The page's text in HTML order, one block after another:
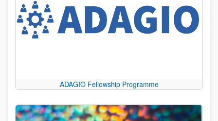
ADAGIO Fellowship Programme